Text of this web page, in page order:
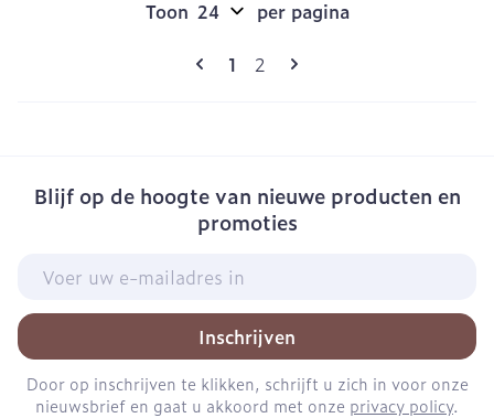
Pagina's
U lees momenteel pagina
1 Pagina
2
Toon per pagina
Blijf op de hoogte van nieuwe producten en
promoties
Inschrijven
Door op inschrijven te klikken, schrijft u zich in voor onze
nieuwsbrief en gaat u akkoord met onze privacy policy.